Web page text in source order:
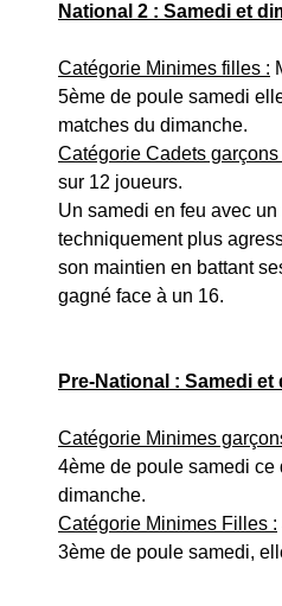
National 2 : Samedi et
Catégorie Minimes filles :
5ème de poule samedi
matches du dimanche.
Catégorie Cadets garçons
sur 12 joueurs.
Un samedi en feu avec
techniquement plus
son maintien en battant
gagné face à un 16.
Pre-National : Samedi
Catégorie Minimes
4ème de poule samedi
dimanche.
Catégorie Minimes Filles :
3ème de poule samedi,